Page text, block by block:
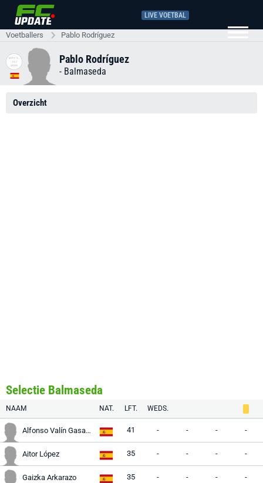
LIVE VOETBAL
Voetballers Pablo Rodríguez
Pablo Rodríguez
- Balmaseda
Overzicht
Selectie Balmaseda
NAAM NAT. LFT. WEDS.
Alfonso Valín Gasamanes 41 - - - -
Aitor López 35 - - - -
Gaizka Arkarazo 35 - - - -